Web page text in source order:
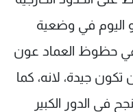
اليوم في وضعية
هي حظوظ العماد عون
جيدة، لانه، كما
في الدور الكبير